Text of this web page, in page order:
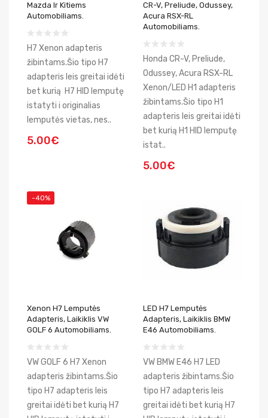
Mazda Ir Kitiems
Automobiliams.
H7 Xenon adapteris
žibintams.Šio tipo H7
adapteris leis greitai idėti
bet kurią H7 HID lemputę
istatyti i originalias
lemputės vietas, nes..
5.00€
CR-V, Preliude, Odussey,
Acura RSX-RL
Automobiliams.
Honda CR-V, Preliude,
Odussey, Acura RSX-RL
Xenon/LED H1 adapteris
žibintams.Šio tipo H1
adapteris leis greitai idėti
bet kurią H1 HID lemputę
istat..
5.00€
-40%
Xenon H7 Lemputės
Adapteris, Laikiklis VW
GOLF 6 Automobiliams.
VW GOLF 6 H7 Xenon
adapteris žibintams.Šio
tipo H7 adapteris leis
greitai idėti bet kurią H7
LED H7 Lemputės
Adapteris, Laikiklis BMW
E46 Automobiliams.
VW BMW E46 H7 LED
adapteris žibintams.Šio
tipo H7 adapteris leis
greitai idėti bet kurią H7